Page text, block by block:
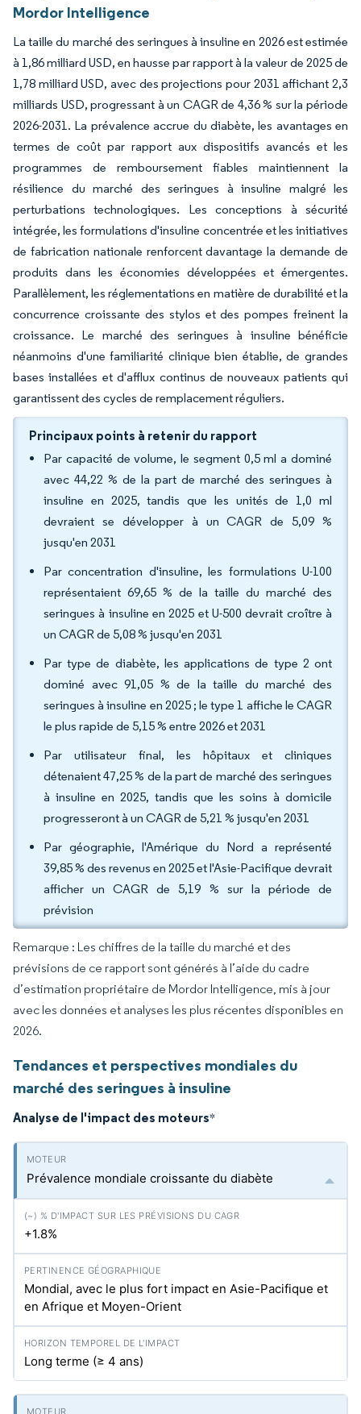
Mordor Intelligence
La taille du marché des seringues à insuline en 2026 est estimée
à 1,86 milliard USD, en hausse par rapport à la valeur de 2025 de
1,78 milliard USD, avec des projections pour 2031 affichant 2,3
milliards USD, progressant à un CAGR de 4,36 % sur la période
2026-2031. La prévalence accrue du diabète, les avantages en
termes de coût par rapport aux dispositifs avancés et les
programmes de remboursement fiables maintiennent la
résilience du marché des seringues à insuline malgré les
perturbations technologiques. Les conceptions à sécurité
intégrée, les formulations d'insuline concentrée et les initiatives
de fabrication nationale renforcent davantage la demande de
produits dans les économies développées et émergentes.
Parallèlement, les réglementations en matière de durabilité et la
concurrence croissante des stylos et des pompes freinent la
croissance. Le marché des seringues à insuline bénéficie
néanmoins d'une familiarité clinique bien établie, de grandes
bases installées et d'afflux continus de nouveaux patients qui
garantissent des cycles de remplacement réguliers.
Principaux points à retenir du rapport
Par capacité de volume, le segment 0,5 ml a dominé
avec 44,22 % de la part de marché des seringues à
insuline en 2025, tandis que les unités de 1,0 ml
devraient se développer à un CAGR de 5,09 %
jusqu'en 2031
Par concentration d'insuline, les formulations U-100
représentaient 69,65 % de la taille du marché des
seringues à insuline en 2025 et U-500 devrait croître à
un CAGR de 5,08 % jusqu'en 2031
Par type de diabète, les applications de type 2 ont
dominé avec 91,05 % de la taille du marché des
seringues à insuline en 2025 ; le type 1 affiche le CAGR
le plus rapide de 5,15 % entre 2026 et 2031
Par utilisateur final, les hôpitaux et cliniques
détenaient 47,25 % de la part de marché des seringues
à insuline en 2025, tandis que les soins à domicile
progresseront à un CAGR de 5,21 % jusqu'en 2031
Par géographie, l'Amérique du Nord a représenté
39,85 % des revenus en 2025 et l'Asie-Pacifique devrait
afficher un CAGR de 5,19 % sur la période de
prévision
Remarque : Les chiffres de la taille du marché et des
prévisions de ce rapport sont générés à l’aide du cadre
d’estimation propriétaire de Mordor Intelligence, mis à jour
avec les données et analyses les plus récentes disponibles en
2026.
Tendances et perspectives mondiales du
marché des seringues à insuline
Analyse de l'impact des moteurs*
Prévalence mondiale croissante du diabète
+1.8%
Mondial, avec le plus fort impact en Asie-Pacifique et
en Afrique et Moyen-Orient
Long terme (≥ 4 ans)